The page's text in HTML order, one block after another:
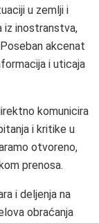
u zemlji i
iz inostranstva,
akcenat
i uticaja
komunicira
i kritike u
otvoreno,
prenosa.
i deljenja na
obraćanja